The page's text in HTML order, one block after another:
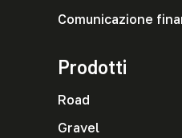
Comunicazione
Prodotti
Road
Gravel